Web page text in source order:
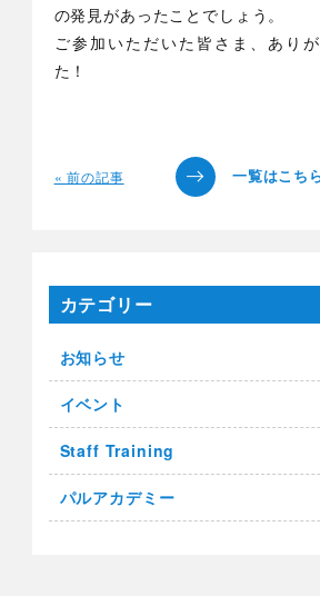
の発見があったことでしょう。
ご参加いただいた皆さま、あり
た！
« 前の記事
カテゴリー
お知らせ
イベント
Staff Training
パルアカデミー